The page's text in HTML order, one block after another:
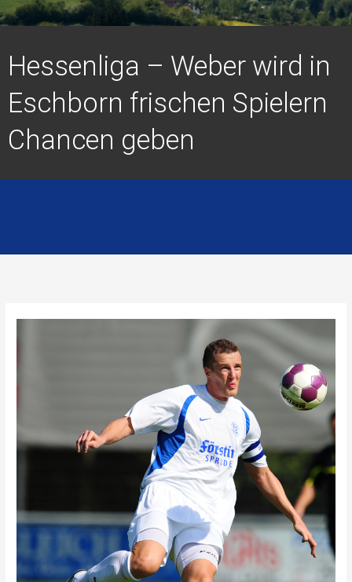
Hessenliga – Weber wird in
Eschborn frischen Spielern
Chancen geben